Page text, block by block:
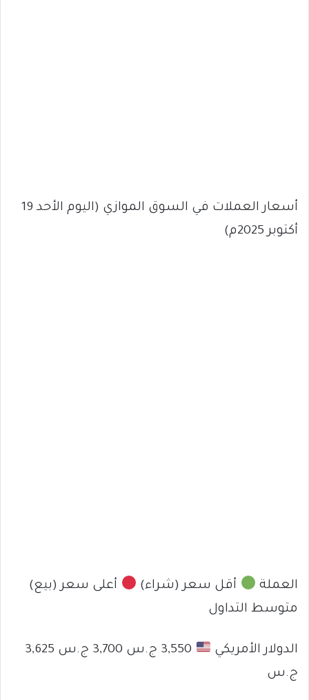
أسعار العملات في السوق الموازي (اليوم الأحد 19
أكتوبر 2025م)
العملة أقل سعر (شراء)
أعلى سعر (بيع)
متوسط التداول
الدولار الأمريكي
3,550 ج.س 3,700 ج.س 3,625
ج.س